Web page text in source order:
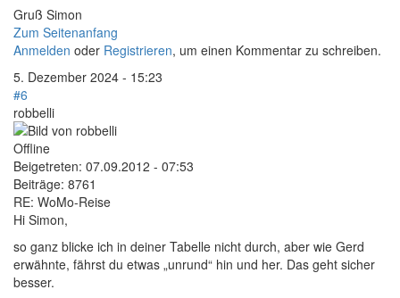
Gruß Simon
Zum Seitenanfang
Anmelden oder Registrieren, um einen Kommentar zu schreiben.
5. Dezember 2024 - 15:23
#6
robbelli
Offline
Beigetreten: 07.09.2012 - 07:53
Beiträge: 8761
RE: WoMo-Reise
Hi Simon,
so ganz blicke ich in deiner Tabelle nicht durch, aber wie Gerd
erwähnte, fährst du etwas „unrund“ hin und her. Das geht sicher
besser.